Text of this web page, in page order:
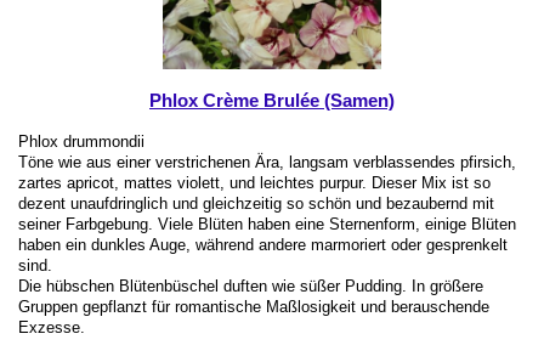
Phlox Crème Brulée (Samen)
Phlox drummondii
Töne wie aus einer verstrichenen Ära, langsam verblassendes pfirsich,
zartes apricot, mattes violett, und leichtes purpur. Dieser Mix ist so
dezent unaufdringlich und gleichzeitig so schön und bezaubernd mit
seiner Farbgebung. Viele Blüten haben eine Sternenform, einige Blüten
haben ein dunkles Auge, während andere marmoriert oder gesprenkelt
sind.
Die hübschen Blütenbüschel duften wie süßer Pudding. In größere
Gruppen gepflanzt für romantische Maßlosigkeit und berauschende
Exzesse.